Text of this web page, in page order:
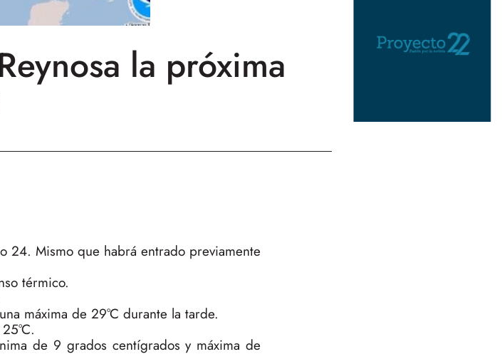
la próxima
24. Mismo que habrá entrado previamente
térmico.
máxima de 29°C durante la tarde.
de 9 grados centígrados y máxima de